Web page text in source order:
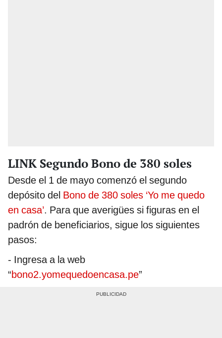
LINK Segundo Bono de 380 soles
Desde el 1 de mayo comenzó el segundo
depósito del Bono de 380 soles ‘Yo me quedo
en casa’. Para que averigües si figuras en el
padrón de beneficiarios, sigue los siguientes
pasos:
- Ingresa a la web
“bono2.yomequedoencasa.pe”